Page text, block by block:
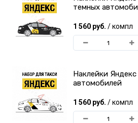
темных
1 560 руб. / компл
Наклейки
автомобилей
1 560 руб. / компл